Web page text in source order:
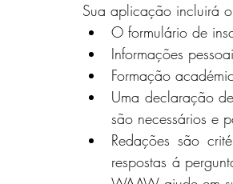
Sua aplicação incluirá
O formulário de
Informações
Formação
Uma declaração
são necessários e
Redações são
respostas á